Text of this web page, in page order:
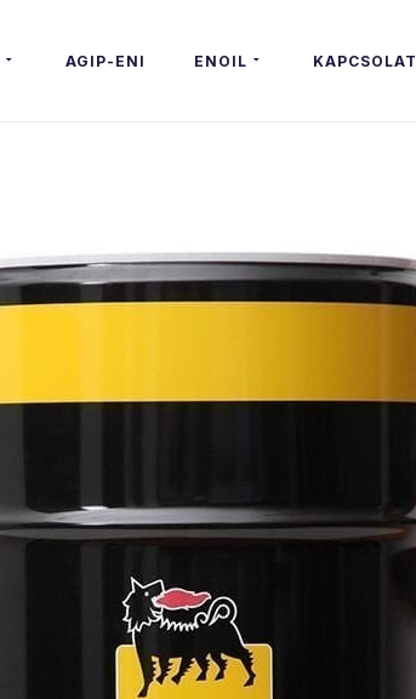
AGIP-ENI ENOIL KAPCSOLAT